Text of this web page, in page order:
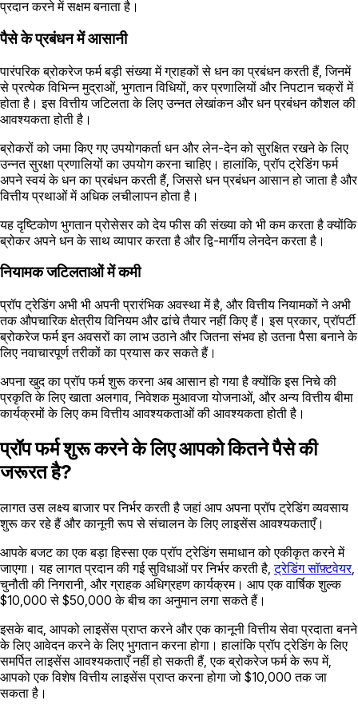
प्रदान करने में सक्षम बनाता है।
पैसे के प्रबंधन में आसानी
पारंपरिक ब्रोकरेज फर्म बड़ी संख्या में ग्राहकों से धन का प्रबंधन करती हैं, जिनमें
से प्रत्येक विभिन्न मुद्राओं, भुगतान विधियों, कर प्रणालियों और निपटान चक्रों में
होता है। इस वित्तीय जटिलता के लिए उन्नत लेखांकन और धन प्रबंधन कौशल की
आवश्यकता होती है।
ब्रोकरों को जमा किए गए उपयोगकर्ता धन और लेन-देन को सुरक्षित रखने के लिए
उन्नत सुरक्षा प्रणालियों का उपयोग करना चाहिए। हालांकि, प्रॉप ट्रेडिंग फर्म
अपने स्वयं के धन का प्रबंधन करती हैं, जिससे धन प्रबंधन आसान हो जाता है और
वित्तीय प्रथाओं में अधिक लचीलापन होता है।
यह दृष्टिकोण भुगतान प्रोसेसर को देय फीस की संख्या को भी कम करता है क्योंकि
ब्रोकर अपने धन के साथ व्यापार करता है और द्वि-मार्गीय लेनदेन करता है।
नियामक जटिलताओं में कमी
प्रॉप ट्रेडिंग अभी भी अपनी प्रारंभिक अवस्था में है, और वित्तीय नियामकों ने अभी
तक औपचारिक क्षेत्रीय विनियम और ढांचे तैयार नहीं किए हैं। इस प्रकार, प्रॉपर्टी
ब्रोकरेज फर्म इन अवसरों का लाभ उठाने और जितना संभव हो उतना पैसा बनाने के
लिए नवाचारपूर्ण तरीकों का प्रयास कर सकते हैं।
अपना खुद का प्रॉप फर्म शुरू करना अब आसान हो गया है क्योंकि इस निचे की
प्रकृति के लिए खाता अलगाव, निवेशक मुआवजा योजनाओं, और अन्य वित्तीय बीमा
कार्यक्रमों के लिए कम वित्तीय आवश्यकताओं की आवश्यकता होती है।
प्रॉप फर्म शुरू करने के लिए आपको कितने पैसे की
जरूरत है?
लागत उस लक्ष्य बाजार पर निर्भर करती है जहां आप अपना प्रॉप ट्रेडिंग व्यवसाय
शुरू कर रहे हैं और कानूनी रूप से संचालन के लिए लाइसेंस आवश्यकताएँ।
आपके बजट का एक बड़ा हिस्सा एक प्रॉप ट्रेडिंग समाधान को एकीकृत करने में
जाएगा। यह लागत प्रदान की गई सुविधाओं पर निर्भर करती है,ट्रेडिंग सॉफ़्टवेयर,
चुनौती की निगरानी, और ग्राहक अधिग्रहण कार्यक्रम। आप एक वार्षिक शुल्क
$10,000 से $50,000 के बीच का अनुमान लगा सकते हैं।
इसके बाद, आपको लाइसेंस प्राप्त करने और एक कानूनी वित्तीय सेवा प्रदाता बनने
के लिए आवेदन करने के लिए भुगतान करना होगा। हालांकि प्रॉप ट्रेडिंग के लिए
समर्पित लाइसेंस आवश्यकताएँ नहीं हो सकती हैं, एक ब्रोकरेज फर्म के रूप में,
आपको एक विशेष वित्तीय लाइसेंस प्राप्त करना होगा जो $10,000 तक जा
सकता है।